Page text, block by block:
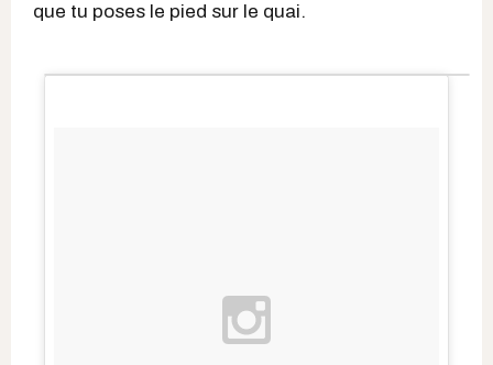
que tu poses le pied sur le quai.